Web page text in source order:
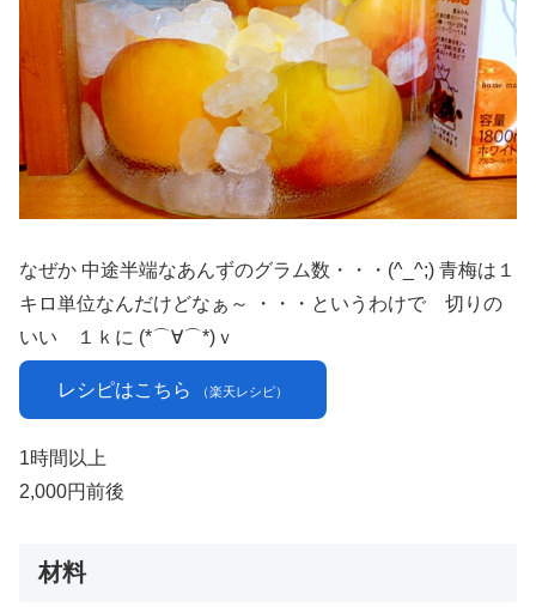
なぜか 中途半端なあんずのグラム数・・・(^_^;) 青梅は１
キロ単位なんだけどなぁ～ ・・・というわけで 切りの
いい １ｋに (*⌒∀⌒*)ｖ
レシピはこちら （楽天レシピ）
1時間以上
2,000円前後
材料